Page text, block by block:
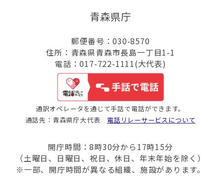
青森県庁
郵便番号：030-8570
住所：青森県青森市長島一丁目1-1
電話：017-722-1111(大代表)
通訳オペレータを通じて手話で電話ができます。
通話先：青森県庁大代表 電話リレーサービスについて
開庁時間：8時30分から17時15分
（土曜日、日曜日、祝日、休日、年末年始を除く）
※一部、開庁時間が異なる組織、施設があります。